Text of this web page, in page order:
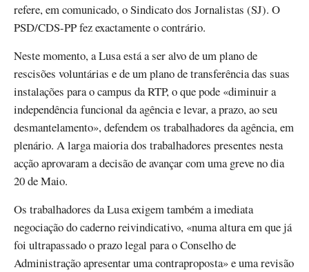
refere, em comunicado, o Sindicato dos Jornalistas (SJ). O
PSD/CDS-PP fez exactamente o contrário.
Neste momento, a Lusa está a ser alvo de um plano de
rescisões voluntárias e de um plano de transferência das suas
instalações para o campus da RTP, o que pode «diminuir a
independência funcional da agência e levar, a prazo, ao seu
desmantelamento», defendem os trabalhadores da agência, em
plenário. A larga maioria dos trabalhadores presentes nesta
acção aprovaram a decisão de avançar com uma greve no dia
20 de Maio.
Os trabalhadores da Lusa exigem também a imediata
negociação do caderno reivindicativo, «numa altura em que já
foi ultrapassado o prazo legal para o Conselho de
Administração apresentar uma contraproposta» e uma revisão